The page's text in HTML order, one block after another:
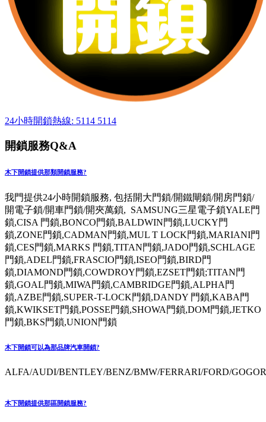
24小時開鎖熱線: 5114 5114
開鎖服務Q&A
木下開鎖提供那類開鎖服務?
我門提供24小時開鎖服務, 包括開大門鎖/開鐵閘鎖/開房門鎖/
開電子鎖/開車門鎖/開夾萬鎖, SAMSUNG三星電子鎖YALE門
鎖,CISA 門鎖,BONCO門鎖,BALDWIN門鎖,LUCKY門
鎖,ZONE門鎖,CADMAN門鎖,MUL T LOCK門鎖,MARIANI門
鎖,CES門鎖,MARKS 門鎖,TITAN門鎖,JADO門鎖,SCHLAGE
門鎖,ADEL門鎖,FRASCIO門鎖,ISEO門鎖,BIRD門
鎖,DIAMOND門鎖,COWDROY門鎖,EZSET門鎖;TITAN門
鎖,GOAL門鎖,MIWA門鎖,CAMBRIDGE門鎖,ALPHA門
鎖,AZBE門鎖,SUPER-T-LOCK門鎖,DANDY 門鎖,KABA門
鎖,KWIKSET門鎖,POSSE門鎖,SHOWA門鎖,DOM門鎖,JETKO
門鎖,BKS門鎖,UNION門鎖
木下開鎖可以為那品牌汽車開鎖?
ALFA/AUDI/BENTLEY/BENZ/BMW/FERRARI/FORD/
木下開鎖提供那區開鎖服務?